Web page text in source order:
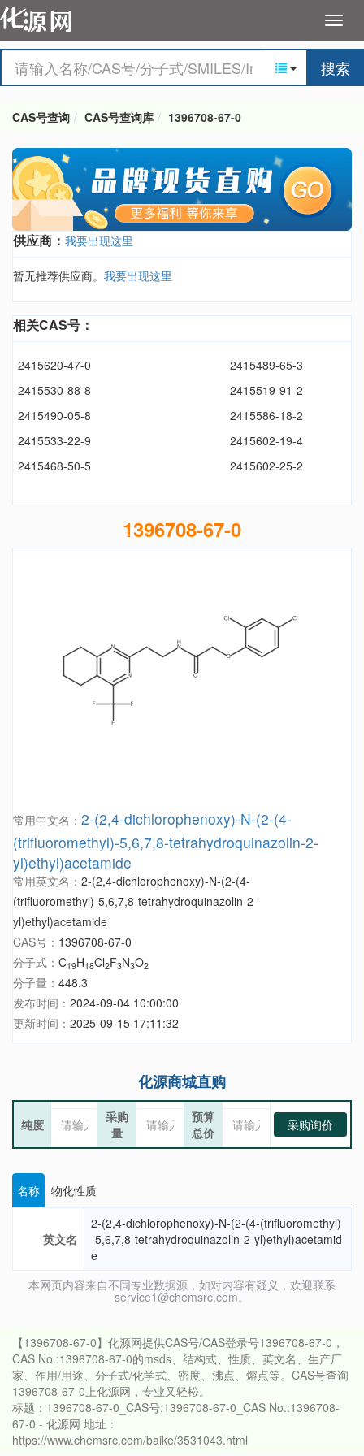
搜索
CAS号查询 CAS号查询库 1396708-67-0
供应商： 我要出现这里
暂无推荐供应商。 我要出现这里
相关CAS号：
2415620-47-0
2415489-65-3
2415530-88-8
2415519-91-2
2415490-05-8
2415586-18-2
2415533-22-9
2415602-19-4
2415468-50-5
2415602-25-2
1396708-67-0
常用中文名： 2-(2,4-dichlorophenoxy)-N-(2-(4-
(trifluoromethyl)-5,6,7,8-tetrahydroquinazolin-2-
yl)ethyl)acetamide
常用英文名： 2-(2,4-dichlorophenoxy)-N-(2-(4-
(trifluoromethyl)-5,6,7,8-tetrahydroquinazolin-2-
yl)ethyl)acetamide
CAS号： 1396708-67-0
分子式： C19H18Cl2F3N3O2
分子量： 448.3
发布时间： 2024-09-04 10:00:00
更新时间： 2025-09-15 17:11:32
化源商城直购
纯度
采购
量
预算
总价
采购询价
名称 物化性质
英文名
2-(2,4-dichlorophenoxy)-N-(2-(4-(trifluoromethyl)
-5,6,7,8-tetrahydroquinazolin-2-yl)ethyl)acetamid
e
本网页内容来自不同专业数据源，如对内容有疑义，欢迎联系
service1@chemsrc.com。
【1396708-67-0】化源网提供CAS号/CAS登录号1396708-67-0，
CAS No.:1396708-67-0的msds、结构式、性质、英文名、生产厂
家、作用/用途、分子式/化学式、密度、沸点、熔点等。CAS号查询
1396708-67-0上化源网，专业又轻松。
标题：1396708-67-0_CAS号:1396708-67-0_CAS No.:1396708-
67-0 - 化源网 地址：
https://www.chemsrc.com/baike/3531043.html